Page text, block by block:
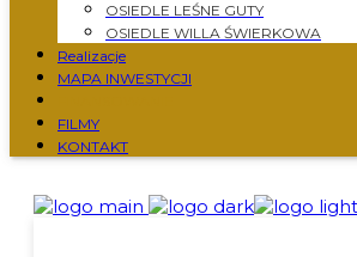
OSIEDLE LEŚNE GUTY
OSIEDLE WILLA ŚWIERKOWA
Realizacje
MAPA INWESTYCJI
FILMY
KONTAKT